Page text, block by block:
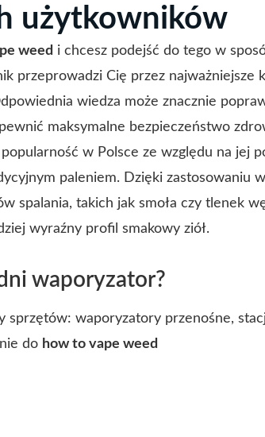
użytkowników
weed i chcesz podejść do tego w
przeprowadzi Cię przez najważniejsze
wiedza może znacznie
maksymalne bezpieczeństwo
w Polsce ze względu na jej
paleniem. Dzięki zastosowaniu
spalania, takich jak smoła czy tlenek
wyraźny profil smakowy ziół.
waporyzator?
sprzętów: waporyzatory przenośne,
do how to vape weed